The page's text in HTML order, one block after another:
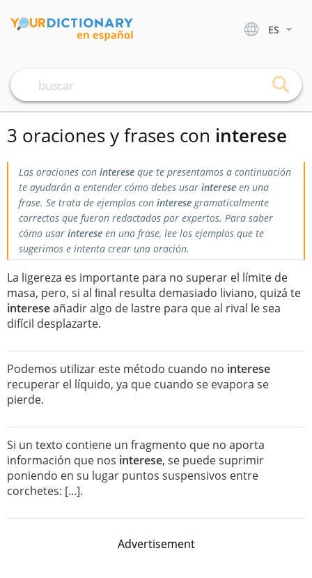
ES
3 oraciones y frases con interese
Las oraciones con interese que te presentamos a continuación
te ayudarán a entender cómo debes usar interese en una
frase. Se trata de ejemplos con interesegramaticalmente
correctos que fueron redactados por expertos. Para saber
cómo usar interese en una frase, lee los ejemplos que te
sugerimos e intenta crear una oración.
La ligereza es importante para no superar el límite de
masa, pero, si al ﬁnal resulta demasiado liviano, quizá te
intereseañadir algo de lastre para que al rival le sea
difícil desplazarte.
Podemos utilizar este método cuando no interese
recuperar el líquido, ya que cuando se evapora se
pierde.
Si un texto contiene un fragmento que no aporta
información que nos interese, se puede suprimir
poniendo en su lugar puntos suspensivos entre
corchetes: [...].
Advertisement